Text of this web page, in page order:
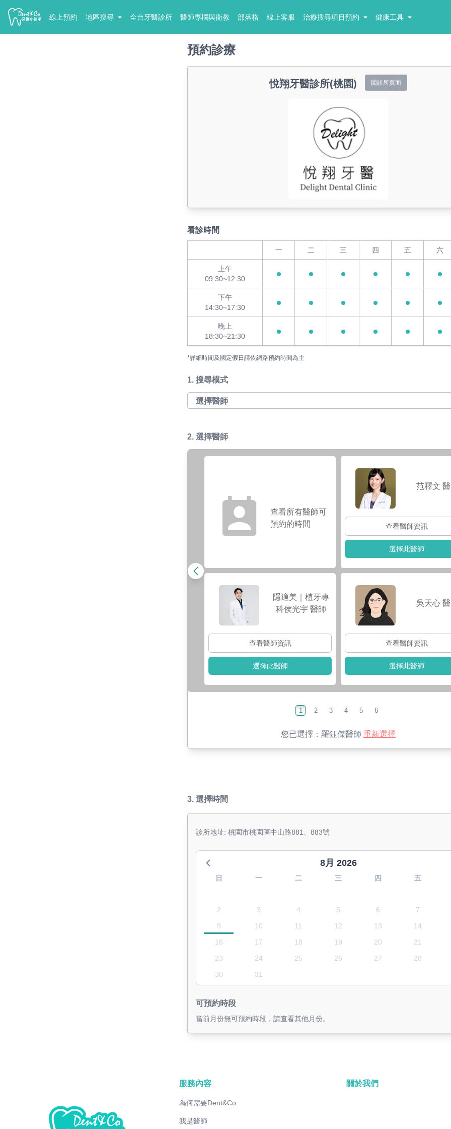
線上預約 地區搜尋 全台牙醫診所 醫師專欄與衛教 部落格 線上客服 治療搜尋項目預約 健康工具
預約診療
悅翔牙醫診所(桃園) 回診所頁面
看診時間
一 二 三 四 五 六
上午
09:30~12:30
下午
14:30~17:30
晚上
18:30~21:30
*詳細時間及國定假日請依網路預約時間為主
1. 搜尋模式
2. 選擇醫師
查看所有醫師可
預約的時間
隱適美｜植牙專
科侯光宇 醫師
查看醫師資訊
選擇此醫師
范釋文
查看醫師資訊
選擇此醫師
吳天心
查看醫師資訊
選擇此醫師
1 2 3 4 5 6
您已選擇： 羅鈺傑醫師 重新選擇
3. 選擇時間
診所地址: 桃園市桃園區中山路881、883號
8月 2026
日 一 二 三 四 五
2 3 4 5 6
7
9
10 11 12 13
14
16
17 18 19 20
21
23
24 25 26 27
28
30
31
可預約時段
當前月份無可預約時段，請查看其他月份。
服務內容
為何需要Dent&Co
我是醫師
關於我們